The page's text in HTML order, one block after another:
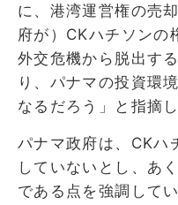
に、港湾運営権の売
府が）CKハチソンの
外交危機から脱出す
り、パナマの投資環
なるだろう」と指摘し
パナマ政府は、CKハ
していないとし、あ
である点を強調してい